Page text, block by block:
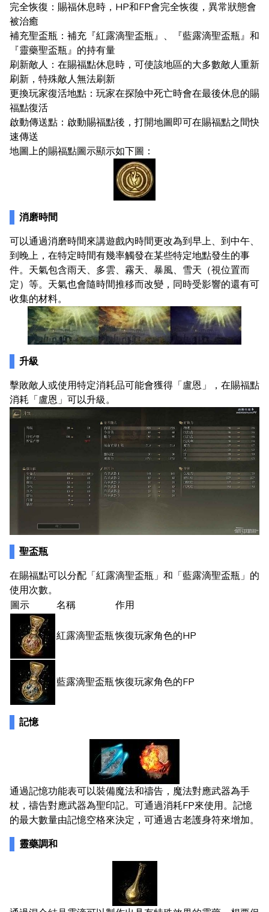
完全恢復：賜福休息時，HP和FP會完全恢復，異常狀態會
被治癒
補充聖盃瓶：補充『紅露滴聖盃瓶』、『藍露滴聖盃瓶』和
『靈藥聖盃瓶』的持有量
刷新敵人：在賜福點休息時，可使該地區的大多數敵人重新
刷新，特殊敵人無法刷新
更換玩家復活地點：玩家在探險中死亡時會在最後休息的賜
福點復活
啟動傳送點：啟動賜福點後，打開地圖即可在賜福點之間快
速傳送
地圖上的賜福點圖示顯示如下圖：
消磨時間
可以通過消磨時間來講遊戲內時間更改為到早上、到中午、
到晚上，在特定時間有幾率觸發在某些特定地點發生的事
件。天氣包含雨天、多雲、霧天、暴風、雪天（視位置而
定）等。天氣也會隨時間推移而改變，同時受影響的還有可
收集的材料。
升級
擊敗敵人或使用特定消耗品可能會獲得「盧恩」，在賜福點
消耗「盧恩」可以升級。
聖盃瓶
在賜福點可以分配「紅露滴聖盃瓶」和「藍露滴聖盃瓶」的
使用次數。
圖示
名稱 作用
紅露滴聖盃瓶恢復玩家角色的HP
藍露滴聖盃瓶恢復玩家角色的FP
記憶
通過記憶功能表可以裝備魔法和禱告，魔法對應武器為手
杖，禱告對應武器為聖印記。可通過消耗FP來使用。記憶
的最大數量由記憶空格來決定，可通過古老護身符來增加。
靈藥調和